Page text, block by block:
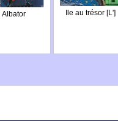
Albator Ile au trésor [L']